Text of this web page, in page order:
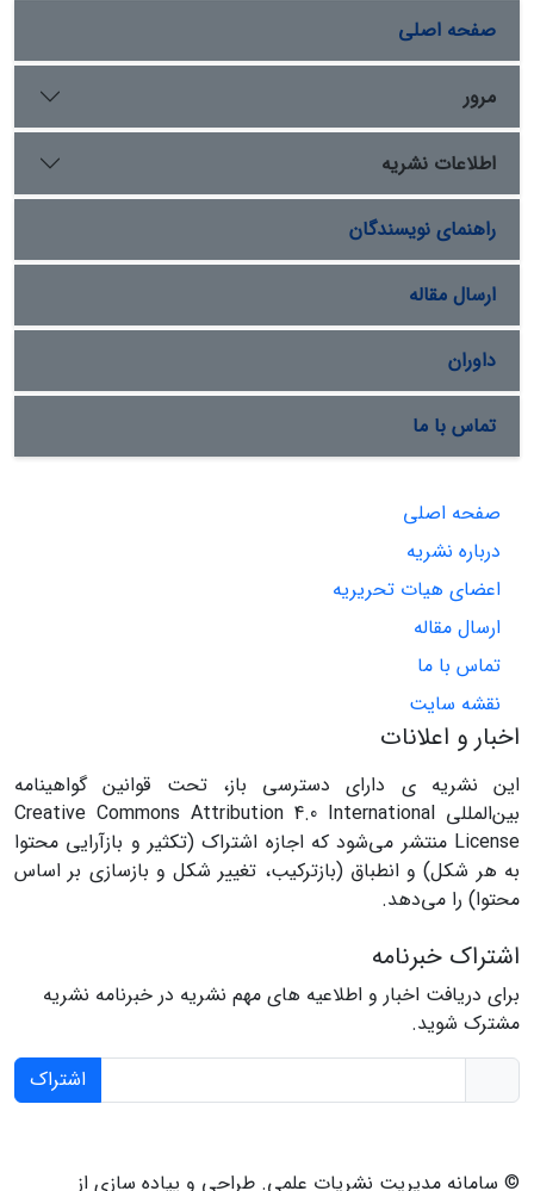
صفحه اصلی
مرور
اطلاعات نشریه
راهنمای نویسندگان
ارسال مقاله
داوران
تماس با ما
صفحه اصلی
درباره نشریه
اعضای هیات تحریریه
ارسال مقاله
تماس با ما
نقشه سایت
اخبار و اعلانات
این نشریه ی دارای دسترسی باز، تحت قوانین گواهینامه
بین‌المللی Creative Commons Attribution 4.0 International
License منتشر می‌شود که اجازه اشتراک (تکثیر و بازآرایی محتوا
به هر شکل) و انطباق (بازترکیب، تغییر شکل و بازسازی بر اساس
محتوا) را می‌دهد.
اشتراک خبرنامه
برای دریافت اخبار و اطلاعیه های مهم نشریه در خبرنامه نشریه
مشترک شوید.
اشتراک
© سامانه مدیریت نشریات علمی. طراحی و پیاده سازی از